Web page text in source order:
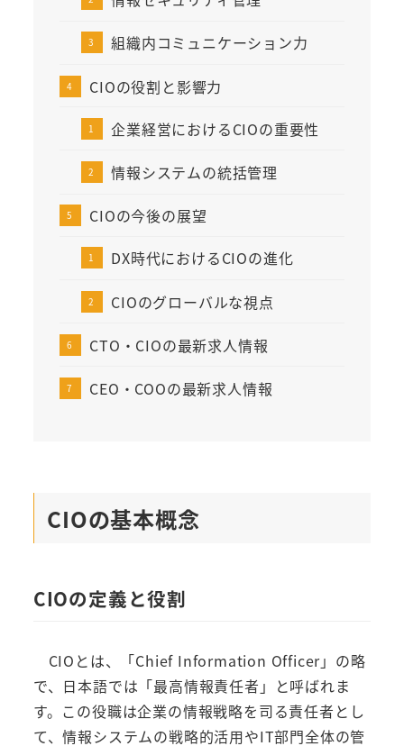
組織内コミュニケーション力
CIOの役割と影響力
企業経営におけるCIOの重要性
情報システムの統括管理
CIOの今後の展望
DX時代におけるCIOの進化
CIOのグローバルな視点
CTO・CIOの最新求人情報
CEO・COOの最新求人情報
CIOの基本概念
CIOの定義と役割
CIOとは、「Chief Information Officer」の略
で、日本語では「最高情報責任者」と呼ばれま
す。この役職は企業の情報戦略を司る責任者とし
て、情報システムの戦略的活用やIT部門全体の管